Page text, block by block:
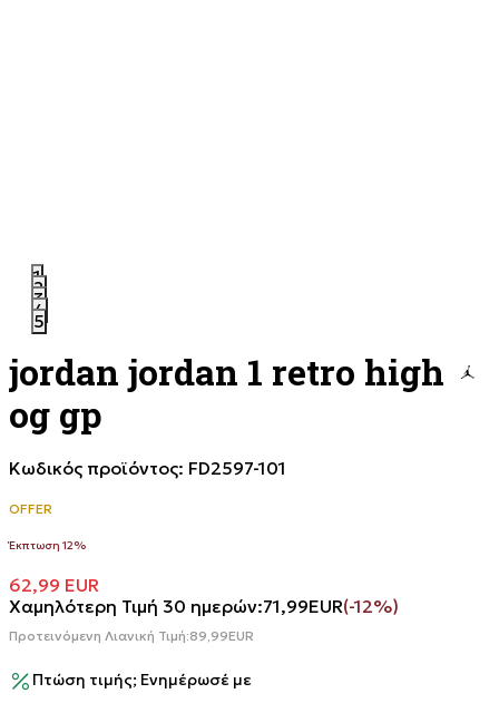
1
2
3
4
5
jordan jordan 1 retro high
og gp
Κωδικός προϊόντος: FD2597-101
OFFER
Έκπτωση 12%
62,99 EUR
Χαμηλότερη Τιμή 30 ημερών:71,99EUR(-12%)
Προτεινόμενη Λιανική Τιμή:89,99EUR
Πτώση τιμής; Ενημέρωσέ με